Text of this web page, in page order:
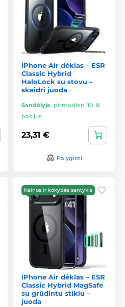
iPhone Air dėklas – ESR
Classic Hybrid
HaloLock su stovu –
skaidri juoda
Sandėlyje, pirmadienį 10. 8.
pas jus
23,31 €
Palyginti
Kainos ir kokybės santykis
iPhone Air dėklas – ESR
Classic Hybrid MagSafe
su grūdintu stiklu –
juoda